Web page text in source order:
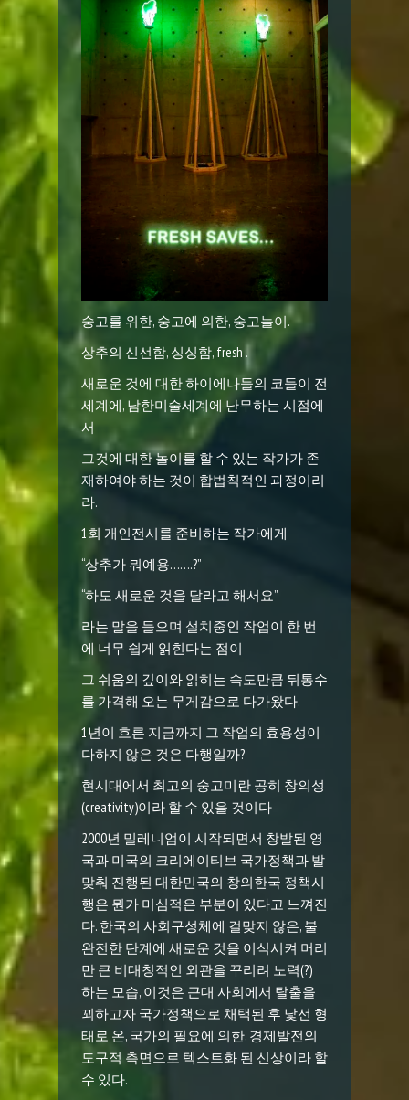
숭고를 위한, 숭고에 의한, 숭고놀이.
상추의 신선함, 싱싱함, fresh .
새로운 것에 대한 하이에나들의 코들이 전
세계에, 남한미술세계에 난무하는 시점에
서
그것에 대한 놀이를 할 수 있는 작가가 존
재하여야 하는 것이 합법칙적인 과정이리
라.
1회 개인전시를 준비하는 작가에게
“상추가 뭐예용…….?”
“하도 새로운 것을 달라고 해서요”
라는 말을 들으며 설치중인 작업이 한 번
에 너무 쉽게 읽힌다는 점이
그 쉬움의 깊이와 읽히는 속도만큼 뒤통수
를 가격해 오는 무게감으로 다가왔다.
1년이 흐른 지금까지 그 작업의 효용성이
다하지 않은 것은 다행일까?
현시대에서 최고의 숭고미란 공히 창의성
(creativity)이라 할 수 있을 것이다
2000년 밀레니엄이 시작되면서 창발된 영
국과 미국의 크리에이티브 국가정책과 발
맞춰 진행된 대한민국의 창의한국 정책시
행은 뭔가 미심적은 부분이 있다고 느껴진
다. 한국의 사회구성체에 걸맞지 않은, 불
완전한 단계에 새로운 것을 이식시켜 머리
만 큰 비대칭적인 외관을 꾸리려 노력(?)
하는 모습, 이것은 근대 사회에서 탈출을
꾀하고자 국가정책으로 채택된 후 낯선 형
태로 온, 국가의 필요에 의한, 경제발전의
도구적 측면으로 텍스트화 된 신상이라 할
수 있다.